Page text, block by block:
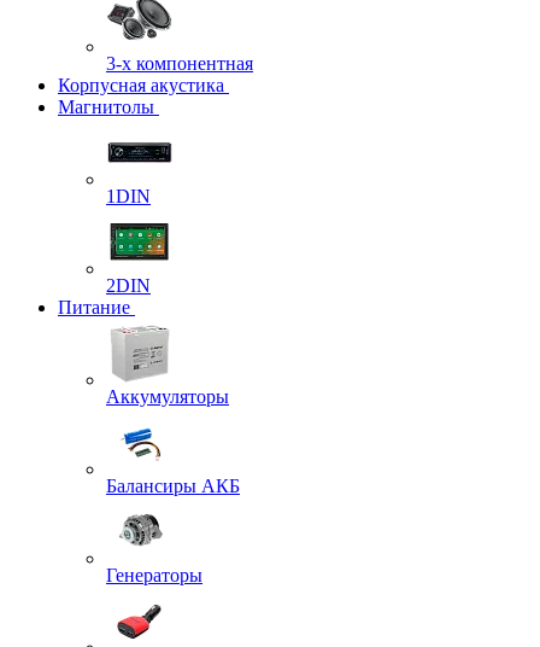
3-х компонентная
Корпусная акустика
Магнитолы
1DIN
2DIN
Питание
Аккумуляторы
Балансиры АКБ
Генераторы